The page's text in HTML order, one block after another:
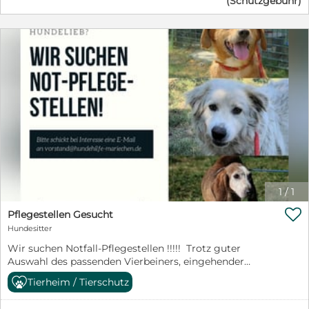
entscheiden, einen Hund zu adoptieren. Und da
kommen Sie ins Spiel: Sie haben Lust unseren Hunden
den Start in ein neues Leben zu ermöglichen und Ihnen
ein Zuhause auf Zeit zu geben. Natürlich wird die
Auswahl des einreisenden Hundes mit Ihnen
abgesprochen, damit er zu Ihnen passt. Vielleicht
überlegen Sie ja auch im Moment selber einen Hund
aufzunehmen, sind sich aber noch nicht ganz sicher.
Dann wäre dies eine Möglichkeit zu sehen, ob ein Hund
in Ihrem Leben passt. Kosten fallen nur für das Futter
des Tieres an . Tierarztkosten ( nach Rücksprache mit
dem Verein ) und eine Versicherung außerhalb der
Wohnung gibt es über uns. Selbstverständlich steht
unser Team den Pflegestellen mit Rat und Tat zur Seite
! Haben Sie nun Lust bekommen sich bei uns um eine
Pflegestelle zu bewerben, dann schreiben Sie uns gerne
1 / 1
Pflegestellen Gesucht
Hundesitter
Wir suchen Notfall-Pflegestellen !!!!! Trotz guter
Auswahl des passenden Vierbeiners, eingehender
Beratung und gewissenhaften Vorkontrollen kommt es
leider hin und wieder vor, dass ein fest vermittelter
Hund zurück kommt. Unvorhersehbare Umstände wie

Tierheim / Tierschutz